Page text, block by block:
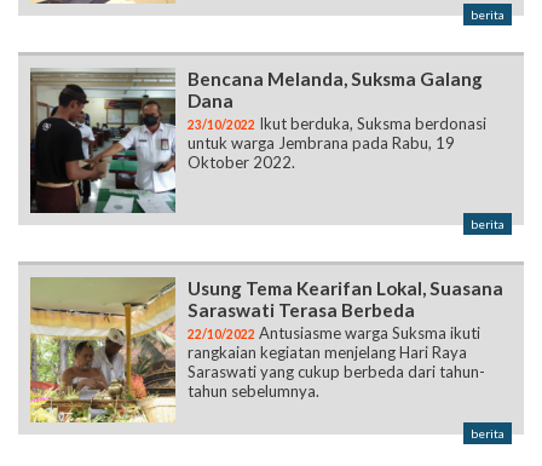
berita
Bencana Melanda, Suksma Galang
Dana
23/10/2022 Ikut berduka, Suksma berdonasi
untuk warga Jembrana pada Rabu, 19
Oktober 2022.
berita
Usung Tema Kearifan Lokal, Suasana
Saraswati Terasa Berbeda
22/10/2022 Antusiasme warga Suksma ikuti
rangkaian kegiatan menjelang Hari Raya
Saraswati yang cukup berbeda dari tahun-
tahun sebelumnya.
berita